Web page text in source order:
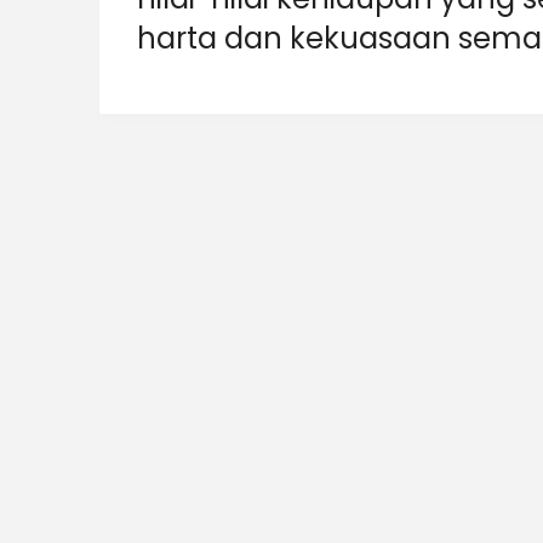
harta dan kekuasaan